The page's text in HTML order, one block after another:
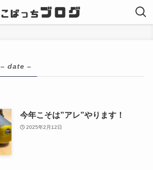
– date –
今年こそは”アレ”やります！
2025年2月12日